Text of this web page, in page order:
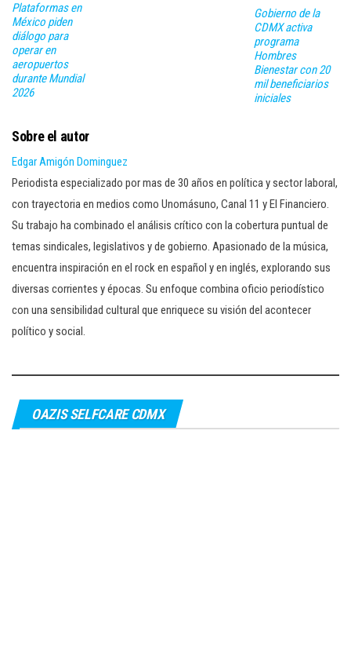
Plataformas en
México piden
diálogo para
operar en
aeropuertos
durante Mundial
2026
Gobierno de la
CDMX activa
programa
Hombres
Bienestar con 20
mil beneficiarios
iniciales
Sobre el autor
Edgar Amigón Dominguez
Periodista especializado por mas de 30 años en política y sector laboral,
con trayectoria en medios como Unomásuno, Canal 11 y El Financiero.
Su trabajo ha combinado el análisis crítico con la cobertura puntual de
temas sindicales, legislativos y de gobierno. Apasionado de la música,
encuentra inspiración en el rock en español y en inglés, explorando sus
diversas corrientes y épocas. Su enfoque combina oficio periodístico
con una sensibilidad cultural que enriquece su visión del acontecer
político y social.
OAZIS SELFCARE CDMX